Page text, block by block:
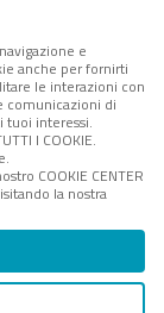
iscritta
di Roma -
resp. Michela
e
- FPA s.r.l.
management
- R.E.A. Roma
e
anche per fornirti
le interazioni con
comunicazioni di
tuoi interessi.
I COOKIE.
COOKIE CENTER
la nostra